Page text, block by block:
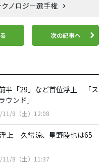
ノロジー選手権
次の記事へ
半「29」など首位浮上 「ス
ウンド」
11/8（土）12:08
上 久常涼、星野陸也は65
11/8（土）11:37